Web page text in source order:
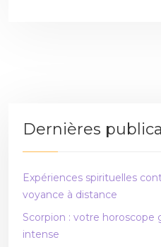
Dernières
Expériences spirituelles
voyance à distance
Scorpion : votre horoscope
intense